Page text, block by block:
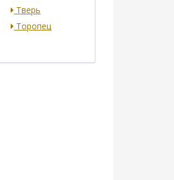
Тверь
Торопец